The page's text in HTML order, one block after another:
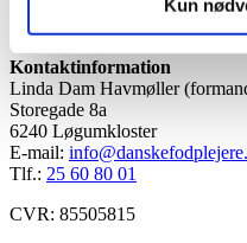
Kun
Læs mere
Kontaktinformation
Linda Dam Havmøller
Storegade 8a
6240 Løgumkloster
E-mail:
Tlf.: 25 60 80 01
CVR: 85505815